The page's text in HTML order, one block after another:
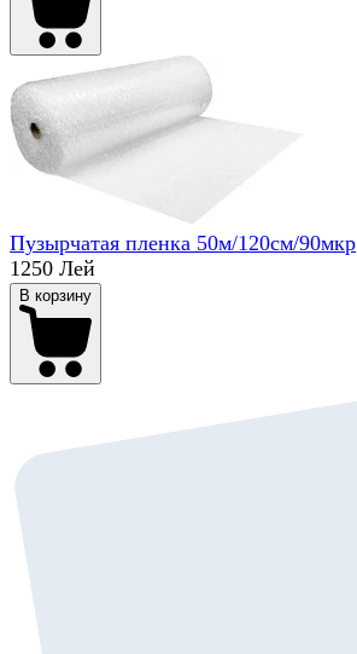
Пузырчатая пленка 50м/120см/90мкр
1250 Лей
В корзину